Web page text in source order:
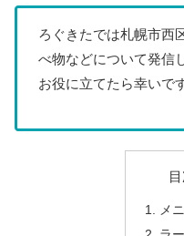
ろぐきたでは札幌市西
べ物などについて発信
お役に立てたら幸いです
メ